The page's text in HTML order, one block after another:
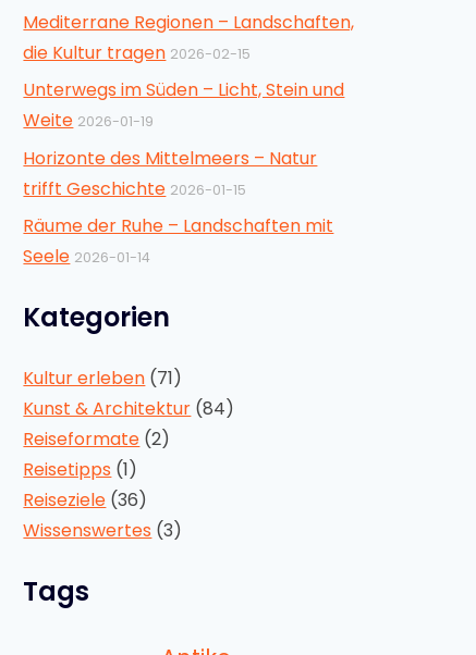
Mediterrane Regionen – Landschaften,
die Kultur tragen 2026-02-15
Unterwegs im Süden – Licht, Stein und
Weite 2026-01-19
Horizonte des Mittelmeers – Natur
trifft Geschichte 2026-01-15
Räume der Ruhe – Landschaften mit
Seele 2026-01-14
Kategorien
Kultur erleben (71)
Kunst & Architektur (84)
Reiseformate (2)
Reisetipps (1)
Reiseziele (36)
Wissenswertes (3)
Tags